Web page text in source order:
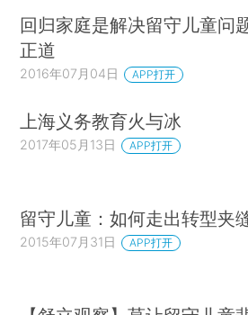
回归家庭是解决留守儿童问
正道
2016年07月04日 APP打开
上海义务教育火与冰
2017年05月13日 APP打开
留守儿童：如何走出转型夹
2015年07月31日 APP打开